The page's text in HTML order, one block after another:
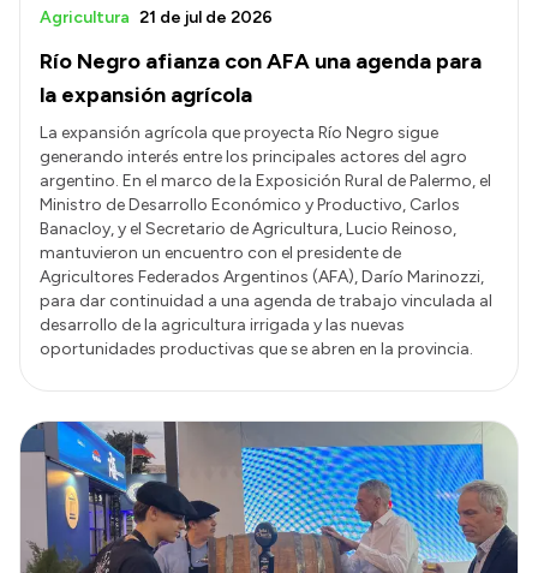
Río Negro afianza con AFA una agenda para
la expansión agrícola
Agricultura 21 de jul de 2026
La expansión agrícola que proyecta Río Negro sigue
generando interés entre los principales actores del agro
argentino. En el marco de la Exposición Rural de Palermo, el
Ministro de Desarrollo Económico y Productivo, Carlos
Banacloy, y el Secretario de Agricultura, Lucio Reinoso,
mantuvieron un encuentro con el presidente de
Agricultores Federados Argentinos (AFA), Darío Marinozzi,
para dar continuidad a una agenda de trabajo vinculada al
desarrollo de la agricultura irrigada y las nuevas
oportunidades productivas que se abren en la provincia.